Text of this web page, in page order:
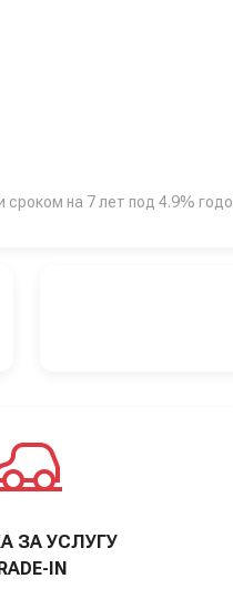
сроком на 7 лет под 4.9%
ЗА УСЛУГУ
IN